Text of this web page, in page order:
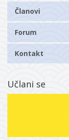
Članovi
Forum
Kontakt
Učlani se